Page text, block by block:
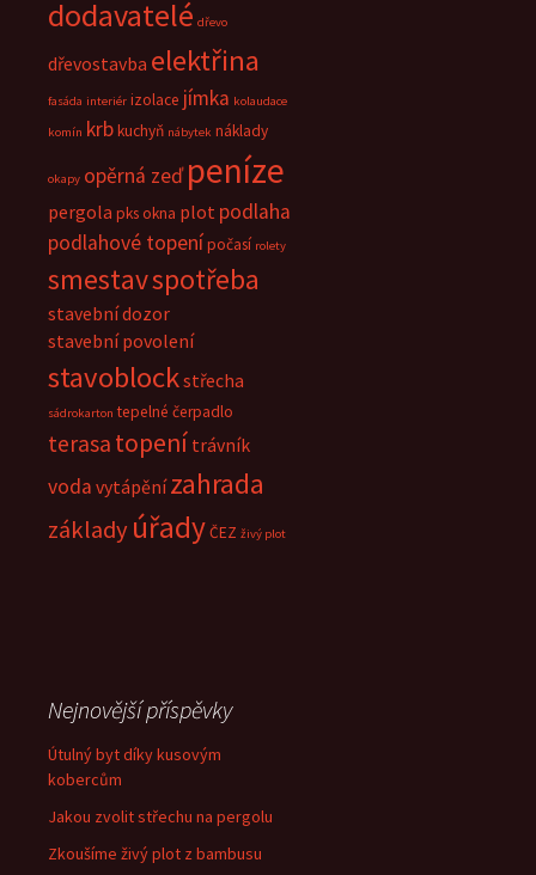
dodavatelé dřevo
dřevostavba elektřina
fasáda interiér izolace jímka kolaudace
komín krbkuchyň nábytek náklady
okapy opěrná zeď peníze
pergola pks okna plot podlaha
podlahové topenípočasí rolety
smestavspotřeba
stavební dozor
stavební povolení
stavoblockstřecha
sádrokarton tepelné čerpadlo
terasa topení trávník
voda vytápění zahrada
základyúřadyČEZ živý plot
Nejnovější příspěvky
Útulný byt díky kusovým
kobercům
Jakou zvolit střechu na pergolu
Zkoušíme živý plot z bambusu